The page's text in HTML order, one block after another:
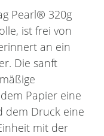
Pearl® 320g
ist frei von
an ein
Die sanft
Papier eine
dem Druck eine
mit der